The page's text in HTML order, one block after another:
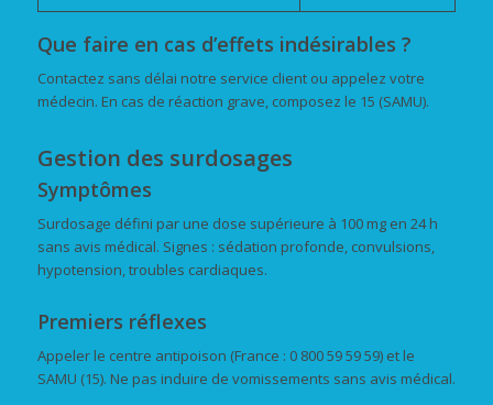
Que faire en cas d’effets indésirables ?
Contactez sans délai notre service client ou appelez votre
médecin. En cas de réaction grave, composez le 15 (SAMU).
Gestion des surdosages
Symptômes
Surdosage défini par une dose supérieure à 100 mg en 24 h
sans avis médical. Signes : sédation profonde, convulsions,
hypotension, troubles cardiaques.
Premiers réflexes
Appeler le centre antipoison (France : 0 800 59 59 59) et le
SAMU (15). Ne pas induire de vomissements sans avis médical.